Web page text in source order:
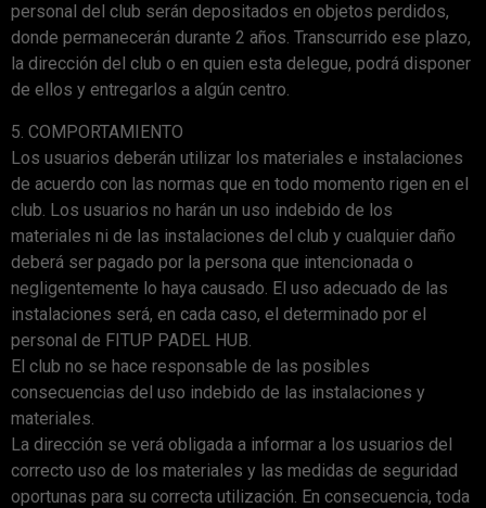
personal del club serán depositados en objetos perdidos,
donde permanecerán durante 2 años. Transcurrido ese plazo,
la dirección del club o en quien esta delegue, podrá disponer
de ellos y entregarlos a algún centro.
5. COMPORTAMIENTO
Los usuarios deberán utilizar los materiales e instalaciones
de acuerdo con las normas que en todo momento rigen en el
club. Los usuarios no harán un uso indebido de los
materiales ni de las instalaciones del club y cualquier daño
deberá ser pagado por la persona que intencionada o
negligentemente lo haya causado. El uso adecuado de las
instalaciones será, en cada caso, el determinado por el
personal de FITUP PADEL HUB.
El club no se hace responsable de las posibles
consecuencias del uso indebido de las instalaciones y
materiales.
La dirección se verá obligada a informar a los usuarios del
correcto uso de los materiales y las medidas de seguridad
oportunas para su correcta utilización. En consecuencia, toda